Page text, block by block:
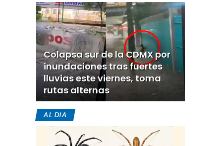
Colapsa sur de la CDMX por
inundaciones tras fuertes
lluvias este viernes, toma
rutas alternas
AL DIA